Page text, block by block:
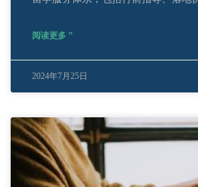
阅读更多 ”
2024年7月25日